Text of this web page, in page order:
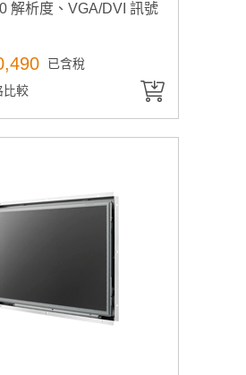
解析度、VGA/DVI 訊號
已含稅
比較